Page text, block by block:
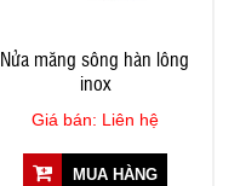
Nửa măng sông hàn lông
inox
Giá bán: Liên hệ
MUA HÀNG